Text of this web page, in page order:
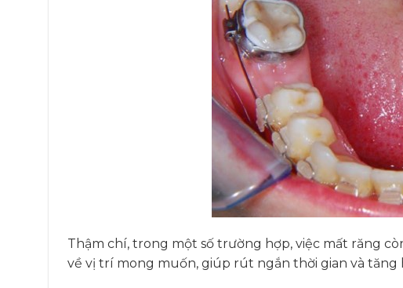
Thậm chí, trong một số trường hợp, việc mất răng
về vị trí mong muốn, giúp rút ngắn thời gian và